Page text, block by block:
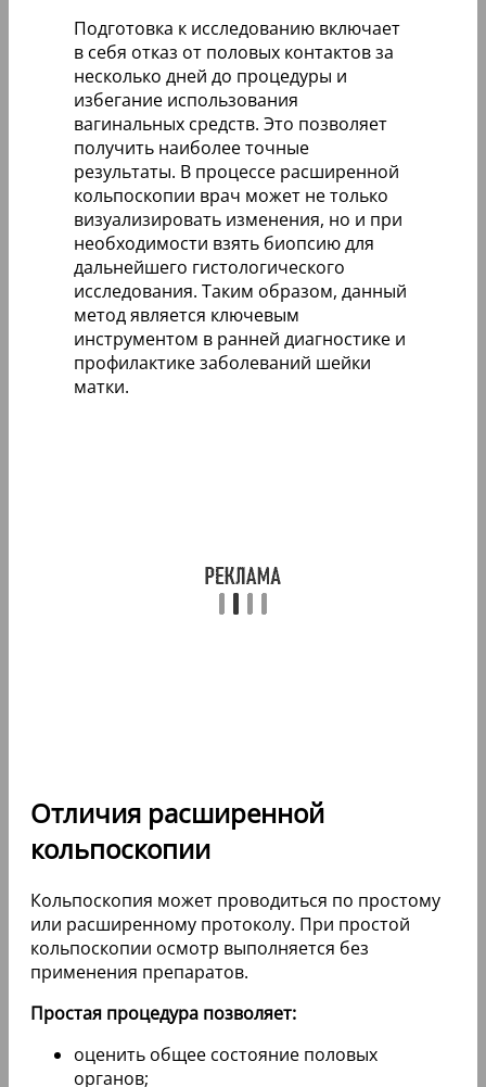
Подготовка к исследованию включает
в себя отказ от половых контактов за
несколько дней до процедуры и
избегание использования
вагинальных средств. Это позволяет
получить наиболее точные
результаты. В процессе расширенной
кольпоскопии врач может не только
визуализировать изменения, но и при
необходимости взять биопсию для
дальнейшего гистологического
исследования. Таким образом, данный
метод является ключевым
инструментом в ранней диагностике и
профилактике заболеваний шейки
матки.
Отличия расширенной
кольпоскопии
Кольпоскопия может проводиться по простому
или расширенному протоколу. При простой
кольпоскопии осмотр выполняется без
применения препаратов.
Простая процедура позволяет:
оценить общее состояние половых
органов;